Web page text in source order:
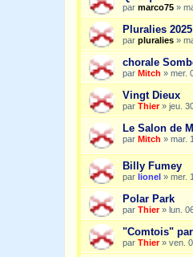
par marco75 »
Pluralies 2025
par pluralies »
chorale
par Mitch » mer.
Vingt Dieux
par Thier» jeu.
Le Salon de
par Mitch » mar.
Billy Fumey
par lionel » mer.
Polar Park
par Thier» lun.
"Comtois"
par Thier» ven.